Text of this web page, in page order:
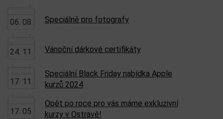
06. 08. Speciálně pro fotografy
24. 11. Vánoční dárkové certifikáty
17. 11.
Speciální Black Friday nabídka Apple
kurzů 2024
17. 05.
Opět po roce pro vás máme exkluzivní
kurzy v Ostravě!